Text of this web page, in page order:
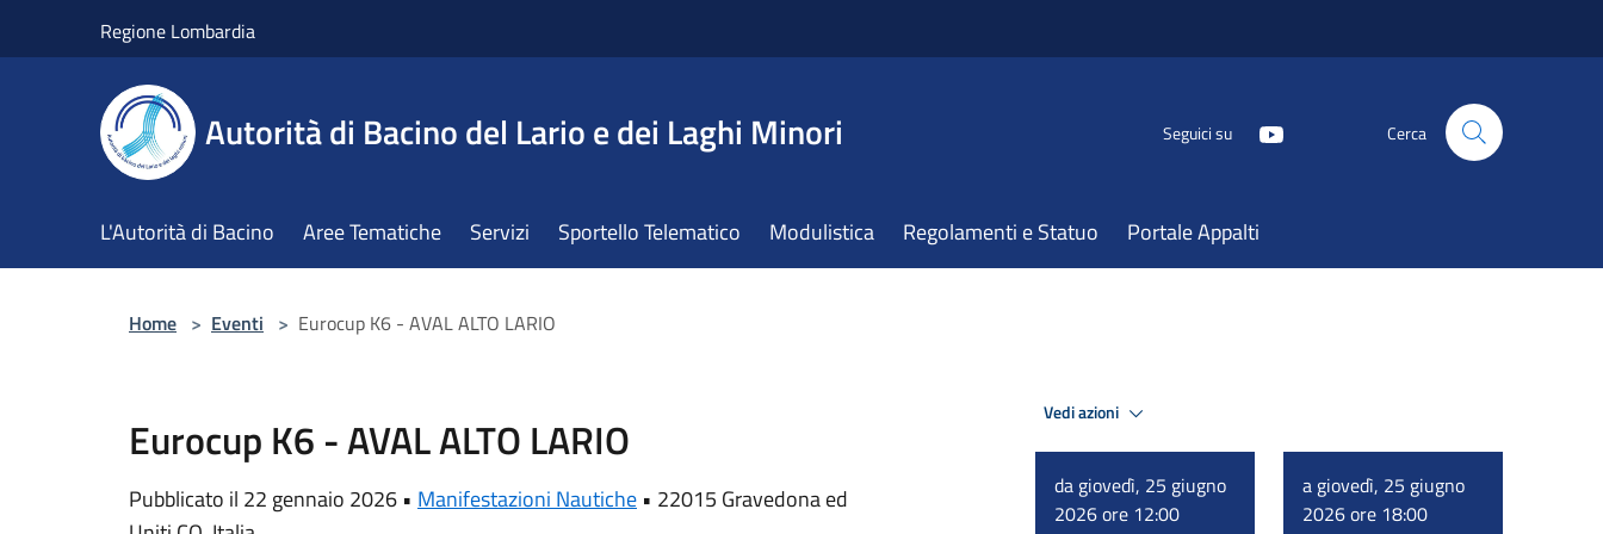
Regione Lombardia
Autorità di Bacino del Lario e dei Laghi Minori Seguici su Cerca
L'Autorità di Bacino Aree Tematiche Servizi Sportello Telematico Modulistica Regolamenti e Statuo Portale Appalti
Home > Eventi > Eurocup K6 - AVAL ALTO LARIO
Eurocup K6 - AVAL ALTO LARIO
Pubblicato il 22 gennaio 2026 • Manifestazioni Nautiche • 22015 Gravedona ed
Vedi azioni
da giovedì, 25 giugno
2026 ore 12:00
a giovedì, 25 giugno
2026 ore 18:00